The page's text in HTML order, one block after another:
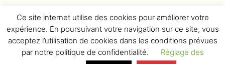
© 2026 – 2 ème Round – Tous droits réservés.
Ce site internet utilise des cookies pour améliorer votre
expérience. En poursuivant votre navigation sur ce site, vous
acceptez l’utilisation de cookies dans les conditions prévues
par notre politique de confidentialité.
Réglage des